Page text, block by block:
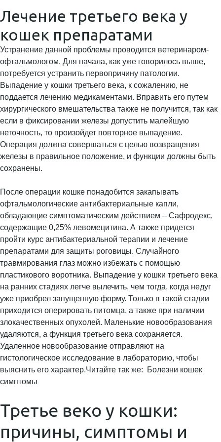
Лечение третьего века у
кошек препаратами
Устранение данной проблемы проводится ветеринаром-
офтальмологом. Для начала, как уже говорилось выше,
потребуется устранить первопричину патологии.
Выпадение у кошки третьего века, к сожалению, не
поддается лечению медикаментами. Вправить его путем
хирургического вмешательства также не получится, так как
если в фиксировании железы допустить малейшую
неточность, то произойдет повторное выпадение.
Операция должна совершаться с целью возвращения
железы в правильное положение, и функции должны быть
сохранены.
После операции кошке понадобится закапывать
офтальмологические антибактериальные капли,
обладающие симптоматическим действием – Сафродекс,
содержащие 0,25% левомецитина. А также придется
пройти курс антибактериальной терапии и лечение
препаратами для защиты роговицы. Случайного
травмирования глаз можно избежать с помощью
пластикового воротника. Выпадение у кошки третьего века
на ранних стадиях легче вылечить, чем тогда, когда недуг
уже приобрел запущенную форму. Только в такой стадии
приходится оперировать питомца, а также при наличии
злокачественных опухолей. Маленькие новообразования
удаляются, а функция третьего века сохраняется.
Удаленное новообразование отправляют на
гистологическое исследование в лабораторию, чтобы
выяснить его характер.Читайте так же: Болезни кошек
симптомы
Третье веко у кошки:
причины, симптомы и